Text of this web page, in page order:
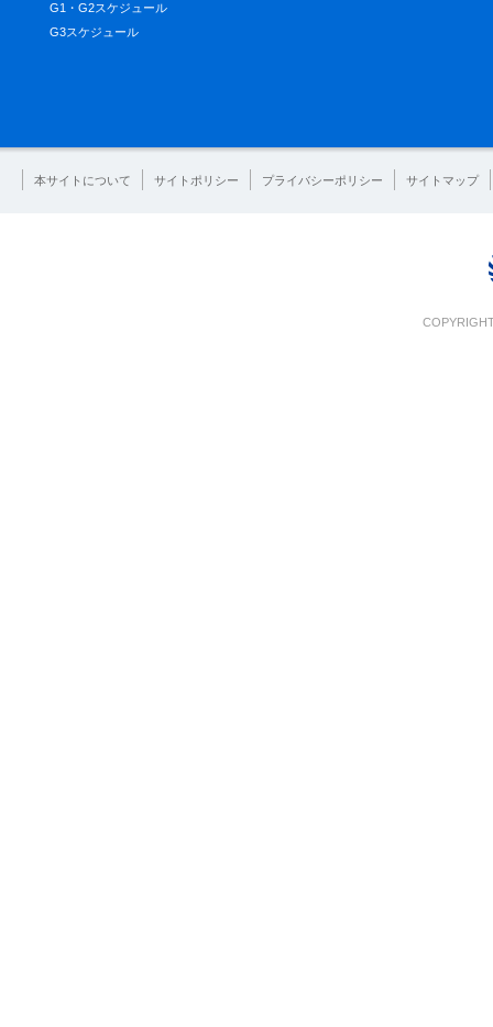
G1・G2スケジュール
G3スケジュール
本サイトについて サイトポリシー プライバシーポリシー サイトマップ